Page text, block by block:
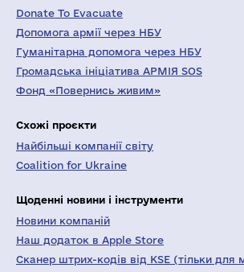
Donate To Evacuate
Допомога армії через НБУ
Гуманітарна допомога через НБУ
Громадська ініціатива АРМІЯ SOS
Фонд «Повернись живим»
Схожі проєкти
Найбільші компанії світу
Coalition for Ukraine
Щоденні новини і інструменти
Новини компаній
Наш додаток в Apple Store
Сканер штрих-кодів від KSE (тільки для